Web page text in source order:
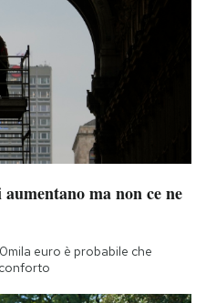
ma non ce ne
euro è probabile che